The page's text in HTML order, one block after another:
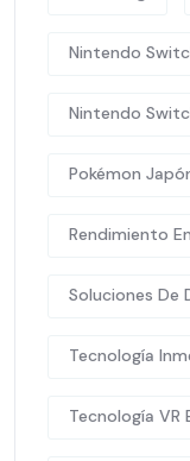
Nintendo
Nintendo
Pokémon
Rendimiento
Soluciones De
Tecnología
Tecnología VR